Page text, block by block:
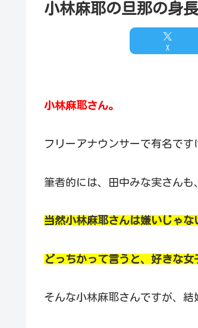
小林麻耶の旦那の身
X
小林麻耶さん。
フリーアナウンサーで有名です
筆者的には、田中みな実さんも
当然小林麻耶さんは嫌いじゃな
どっちかって言うと、好きな女
そんな小林麻耶さんですが、結